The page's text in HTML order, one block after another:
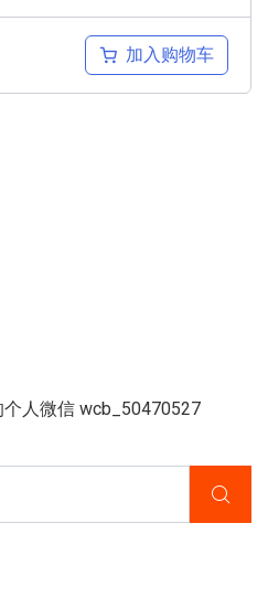
加入购物车
人微信 wcb_50470527